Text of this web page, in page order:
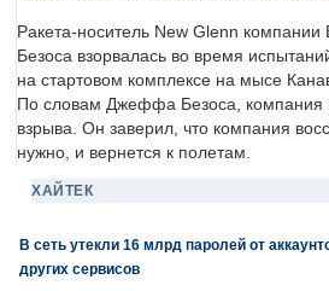
Ракета-носитель New Glenn
Безоса взорвалась во время
на стартовом комплексе на мысе
По словам Джеффа Безоса, компания
взрыва. Он заверил, что компания
нужно, и вернется к полетам.
ХАЙТЕК
В сеть утекли 16 млрд паролей от
других сервисов